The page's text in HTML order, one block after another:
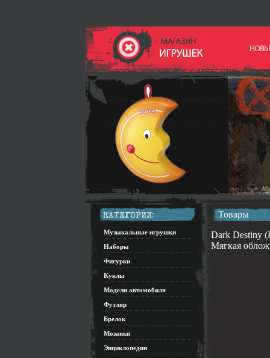
Музыкальные игрушки
Наборы
Фигурки
Куклы
Модели автомобиля
Футляр
Брелок
Мозаики
Энциклопедии
Товары
Dark Destiny
Мягкая